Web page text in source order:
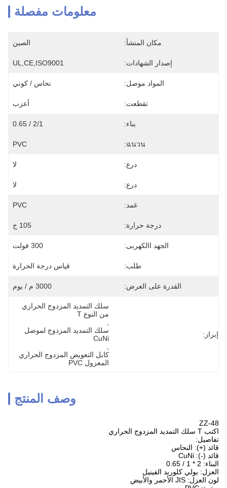
معلومات مفصلة
مكان المنشأ: الصين
إصدار الشهادات: UL,CE,ISO9001
المواد موصل: نحاس / كوني
تقطعت: أعزب
بناء: 2/1 / 0.65
ฉนวน:
PVC
درع: لا
درع: لا
غمد: PVC
درجة حرارة: 105 ج
الجهد االكهربى: 300 فولت
طلب: قياس درجة الحرارة
القدرة على العرض: 3000 م / يوم
إبراز:
من النوع T
CuNi
المعزول PVC
وصف المنتج
ZZ-48
اكتب T سلك التمديد المزدوج الحراري
تفاصيل:
قائد (+): النحاس
قائد (-): CuNi
البناء: 2 * 1 / 0.65
العزل: بولي كلوريد الفينيل
لون العزل: JIS الأحمر والأبيض